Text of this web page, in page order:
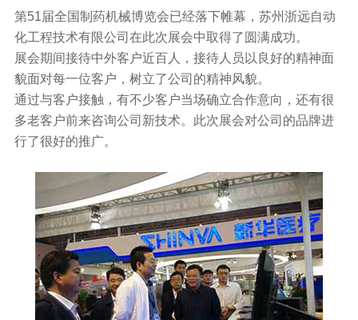
第51届全国制药机械博览会已经落下帷幕，苏州浙远自动
化工程技术有限公司在此次展会中取得了圆满成功。
展会期间接待中外客户近百人，接待人员以良好的精神面
貌面对每一位客户，树立了公司的精神风貌。
通过与客户接触，有不少客户当场确立合作意向，还有很
多老客户前来咨询公司新技术。此次展会对公司的品牌进
行了很好的推广。